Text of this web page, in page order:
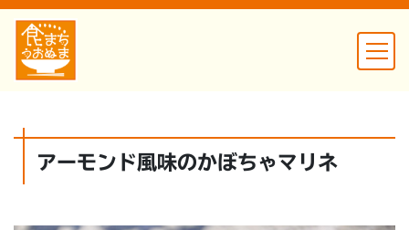
アーモンド風味のかぼちゃマリネ